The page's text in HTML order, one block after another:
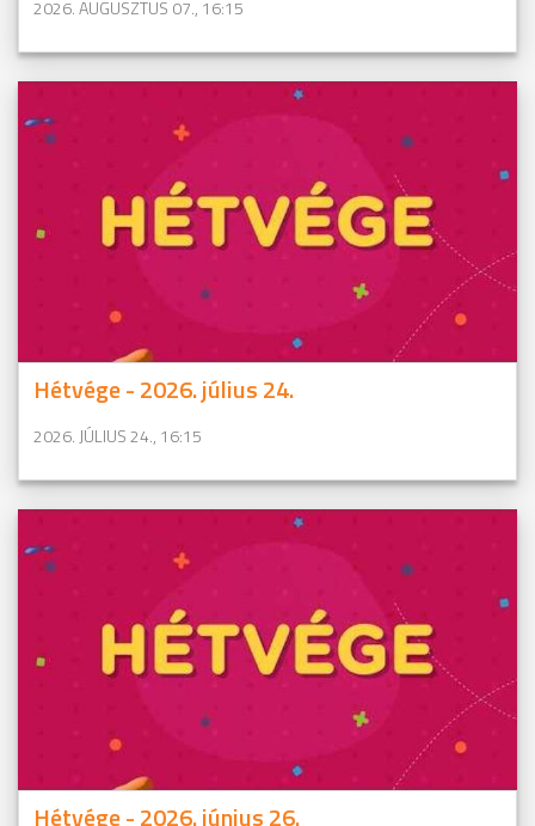
2026. AUGUSZTUS 07., 16:15
Hétvége - 2026. július 24.
2026. JÚLIUS 24., 16:15
Hétvége - 2026. június 26.